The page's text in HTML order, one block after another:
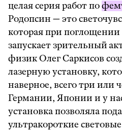
целая серия работ по
Родопсин — это
которая при поглощении
запускает зрительный
физик Олег Саркисов
лазерную установку,
наверное, всего три
Германии, Японии и у
установка позволяла
ультракороткие